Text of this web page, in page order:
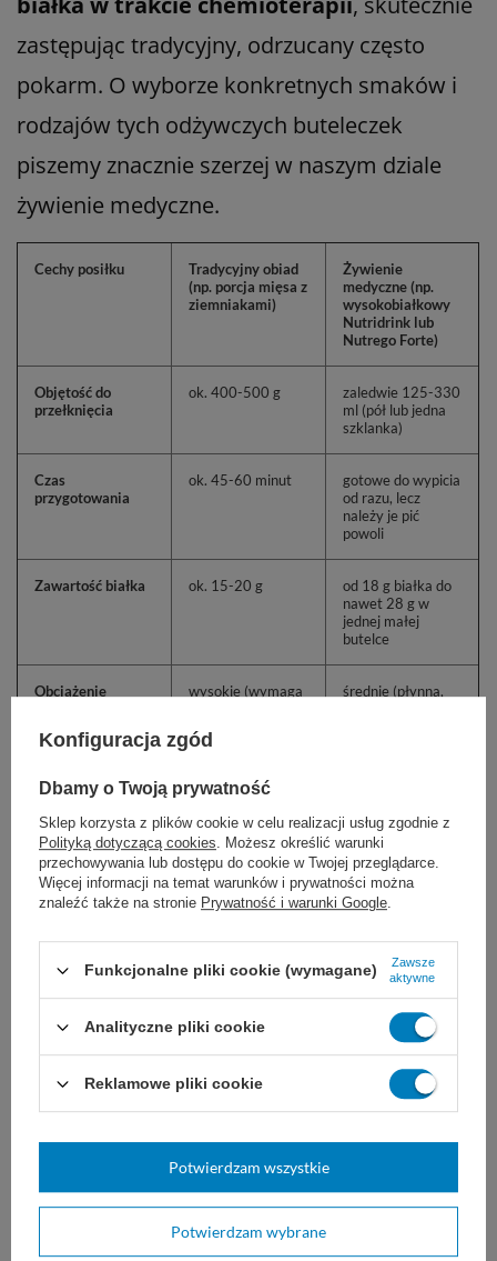
zastępując tradycyjny, odrzucany często
pokarm. O wyborze konkretnych smaków i
rodzajów tych odżywczych buteleczek
piszemy znacznie szerzej w naszym dziale
żywienie medyczne.
Cechy posiłku
Tradycyjny obiad
(np. porcja mięsa z
ziemniakami)
Żywienie
medyczne (np.
wysokobiałkowy
Nutridrink lub
Nutrego Forte)
Objętość do
przełknięcia
ok. 400-500 g
zaledwie 125-330
ml (pół lub jedna
szklanka)
Czas
przygotowania
ok. 45-60 minut
gotowe do wypicia
od razu, lecz
należy je pić
powoli
Zawartość białka ok. 15-20 g
od 18 g białka do
nawet 28 g w
jednej małej
butelce
Obciążenie
wysokie (wymaga
średnie (płynna,
Skutki uboczne chemioterapii i
radioterapii: jak ułatwić przełykanie
i trawienie
(zarówno chemioterapia i radioterapia)
mocno uderzają w układ trawienny pacjenta.
Poważne skutki uboczne leczenia, takie jak
silne wymioty czy biegunka, to dla Ciebie
chorego do toalety i codziennego prania
pościeli. Diety przy chemioterapii powinny
łagodzić te fizyczne objawy, co natychmiast
Konfiguracja zgód
Dbamy o Twoją prywatność
Sklep korzysta z plików cookie w celu realizacji usług zgodnie z
Polityką dotyczącą cookies. Możesz określić warunki
przechowywania lub dostępu do cookie w Twojej przeglądarce.
Więcej informacji na temat warunków i prywatności można
znaleźć także na stronie Prywatność i warunki Google.
Funkcjonalne pliki cookie (wymagane)
Zawsze
aktywne
Analityczne pliki cookie
Reklamowe pliki cookie
Potwierdzam wybrane
Potwierdzam wszystkie